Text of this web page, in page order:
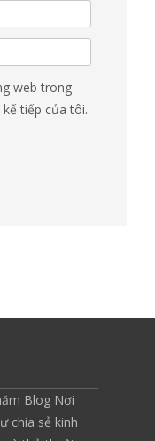
web trong
tiếp của tôi.
Blog Nơi
chia sẻ kinh